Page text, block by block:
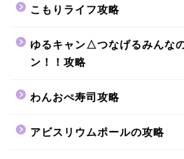
こもりライフ攻略
ゆるキャン△つなげるみんな
ン！！攻略
わんおぺ寿司攻略
アビスリウムポールの攻略